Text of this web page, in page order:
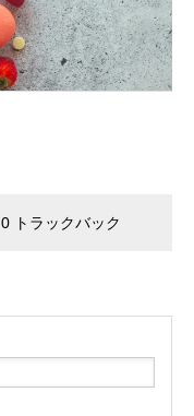
0 トラックバック